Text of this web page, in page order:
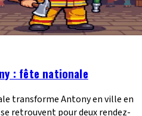
: fête nationale
transforme Antony en ville en
retrouvent pour deux rendez-